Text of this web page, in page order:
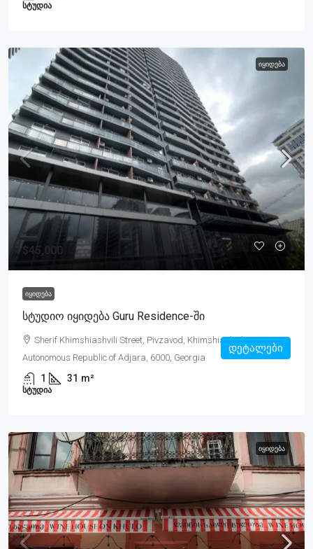
ᲡᲢᲣᲓᲘᲐ
ᲘᲧᲘᲓᲔᲑᲐ
$45,000
ᲘᲧᲘᲓᲔᲑᲐ
Სტუდიო Იყიდება Guru Residence-Ში
Sherif Khimshiashvili Street, Pivzavod, Khimshiashvili, Batumi,
Autonomous Republic of Adjara, 6000, Georgia
1 31 m²
ᲡᲢᲣᲓᲘᲐ
დეტალები
ᲘᲧᲘᲓᲔᲑᲐ